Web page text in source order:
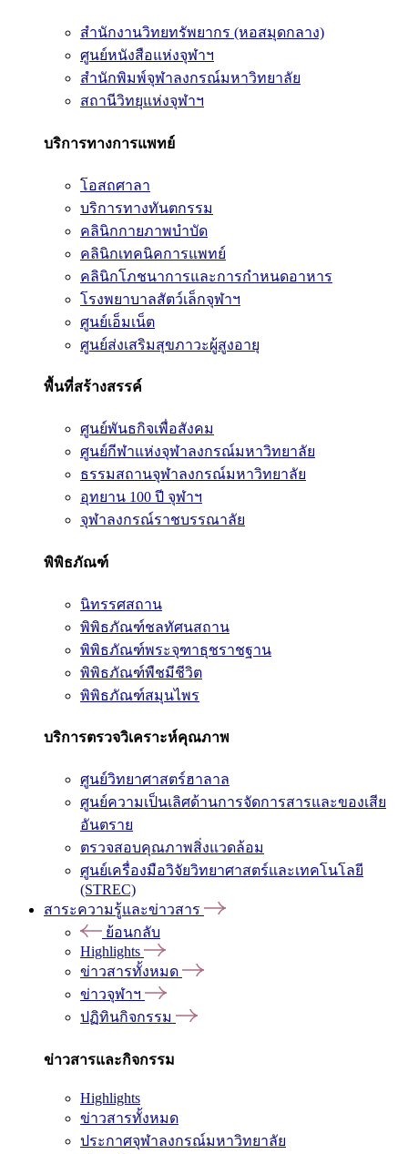
สำนักงานวิทยทรัพยากร (หอสมุดกลาง)
ศูนย์หนังสือแห่งจุฬาฯ
สำนักพิมพ์จุฬาลงกรณ์มหาวิทยาลัย
สถานีวิทยุแห่งจุฬาฯ
บริการทางการแพทย์
โอสถศาลา
บริการทางทันตกรรม
คลินิกกายภาพบำบัด
คลินิกเทคนิคการแพทย์
คลินิกโภชนาการและการกำหนดอาหาร
โรงพยาบาลสัตว์เล็กจุฬาฯ
ศูนย์เอ็มเน็ต
ศูนย์ส่งเสริมสุขภาวะผู้สูงอายุ
พื้นที่สร้างสรรค์
ศูนย์พันธกิจเพื่อสังคม
ศูนย์กีฬาแห่งจุฬาลงกรณ์มหาวิทยาลัย
ธรรมสถานจุฬาลงกรณ์มหาวิทยาลัย
อุทยาน 100 ปี จุฬาฯ
จุฬาลงกรณ์ราชบรรณาลัย
พิพิธภัณฑ์
นิทรรศสถาน
พิพิธภัณฑ์ชลทัศนสถาน
พิพิธภัณฑ์พระจุฑาธุชราชฐาน
พิพิธภัณฑ์พืชมีชีวิต
พิพิธภัณฑ์สมุนไพร
บริการตรวจวิเคราะห์คุณภาพ
ศูนย์วิทยาศาสตร์ฮาลาล
ศูนย์ความเป็นเลิศด้านการจัดการสารและของเสีย
อันตราย
ตรวจสอบคุณภาพสิ่งแวดล้อม
ศูนย์เครื่องมือวิจัยวิทยาศาสตร์และเทคโนโลยี
(STREC)
สาระความรู้และข่าวสาร
ย้อนกลับ
Highlights
ข่าวสารทั้งหมด
ข่าวจุฬาฯ
ปฏิทินกิจกรรม
ข่าวสารและกิจกรรม
Highlights
ข่าวสารทั้งหมด
ประกาศจุฬาลงกรณ์มหาวิทยาลัย